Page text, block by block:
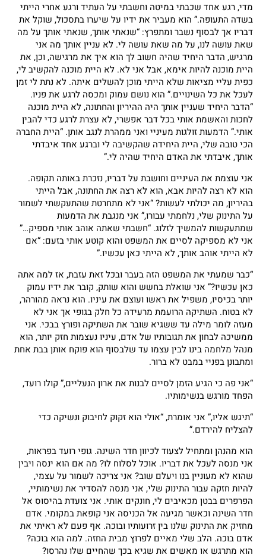
מדי, רגע אחד שכבתי במיטה וחשבתי על העתיד ורגע אחרי הייתי
בשדה התעופה.” הוא מעביר את ידיו על שיערו בתסכול, שוקל את
דבריו אך לבסוף נשבר ומתפרץ: “שנאתי אותך, שנאתי אותך על מה
שאת עושה לנו, על מה שאת עושה לי. לא עניין אותך מה אני
מרגיש, הדבר היחיד שהיה חשוב לך הוא איך את מרגישה, וכן, את
היית מוכנה להיות אימא, אבל אני לא. לא היית מוכנה להקשיב לי,
כפית עליי מציאות שלא הייתי מוכן להשלים איתה. לא נתת לי זמן
לעכל את כל השינויים.” הוא נושם עמוק ומכסה לרגע את פניו.
“הדבר היחיד שעניין אותך היה ההיריון והחתונה, לא היית מוכנה
לחכות והאשמת אותי בכל דבר אפשרי, לא עצרת לרגע כדי להבין
אותי.” הדמעות זולגות מעיניי ואני ממהרת לנגב אותן. “היית החברה
הכי טובה שלי, היית היחידה שהקשיבה לי וברגע אחד איבדתי
אותך, איבדתי את האדם היחיד שהיה לי.”
אני עוצמת את העיניים וחושבת על דבריו, נזכרת באותה תקופה.
הוא לא רצה להיות אבא, הוא לא רצה את החתונה, אבל הייתי
בהיריון, מה יכולתי לעשות? “אני לא מתחרטת שהתעקשתי לשמור
על התינוק שלי, נלחמתי עבורו,” אני מנגבת את הדמעות
שמתעקשות להמשיך לזלוג. “חשבתי שאתה אוהב אותי מספיק…”
אני לא מספיקה לסיים את המשפט והוא קוטע אותי בזעם: “אם
לא הייתי אוהב אותך, לא הייתי כאן עכשיו.”
“כבר שמעתי את המשפט הזה בעבר ובכל זאת עזבת, אז למה אתה
כאן עכשיו?” אני שואלת בחשש והוא שותק, קובר את ידיו עמוק
יותר בכיסיו, משפיל את ראשו ועוצם את עיניו. הוא נראה מהורהר,
לא בטוח. השתיקה הרועמת מרעידה כל חלק בגופי אך אני לא
מעזה לומר מילה עד ששגיא שובר את השתיקה ופורץ בבכי. אני
ממשיכה לבחון את תגובותיו של אדם, עיניו נעצמות חזק יותר, הוא
מנהל מלחמה בינו לבין עצמו עד שלבסוף הוא פוקח אותן בבת אחת
ומתבונן בפניי במבט לא ברור.
“אני פה כי הגיע הזמן לסיים לבנות את ארון הנעליים,” קולו רועד,
הפחד מורגש בנשימותיו.
“תיגש אליו,” אני אומרת, “אולי הוא זקוק לחיבוק ונשיקה כדי
להצליח להירדם.”
הוא מהנהן ומתחיל לצעוד לכיוון חדר השינה. גופי רועד בפראות,
אני מנסה לעכל את דבריו. אוכל לסלוח לו? מה אם הוא ינסה ויבין
שהוא לא מעוניין בנו ויעלם שוב? אני צריכה לשמור על עצמי,
להיות חזקה עבור התינוק שלי, אני מנסה להסדיר את נשימותיי,
הפרפרים בבטן מכאיבים לי, חונקים אותי. אני צועדת בהיסוס אל
חדר השינה וכאשר מגיעה אל הכניסה אני קופאת במקומי. אדם
מחזיק את התינוק שלנו בין זרועותיו ובוכה. אף פעם לא ראיתי את
אדם בוכה. הלב שלי מאיים לפרוץ מבית החזה. למה הוא בוכה?
הוא מתרגש או מאשים את שגיא בכך שהחיים שלו נהרסו?